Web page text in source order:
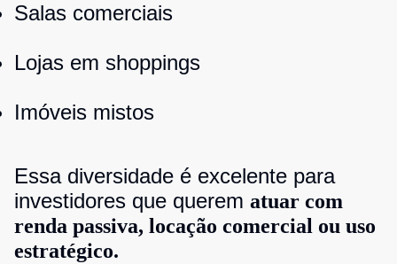
Salas comerciais
Lojas em shoppings
Imóveis mistos
Essa diversidade é excelente para
investidores que querem atuar com
renda passiva, locação comercial ou uso
estratégico.